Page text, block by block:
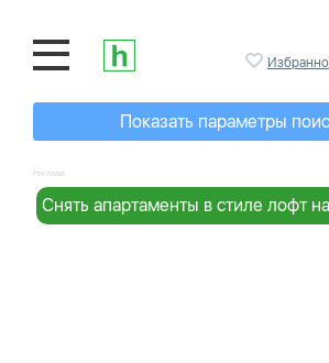
Показать параметры
Реклама:
Снять апартаменты в стиле лофт